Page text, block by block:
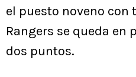
el puesto noveno con
Rangers se queda en
dos puntos.